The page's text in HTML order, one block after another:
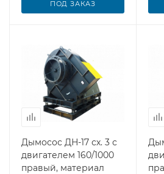
ПОД ЗАКАЗ
Дымосос ДН-17 сх. 3 с
двигателем 160/1000
правый, материал